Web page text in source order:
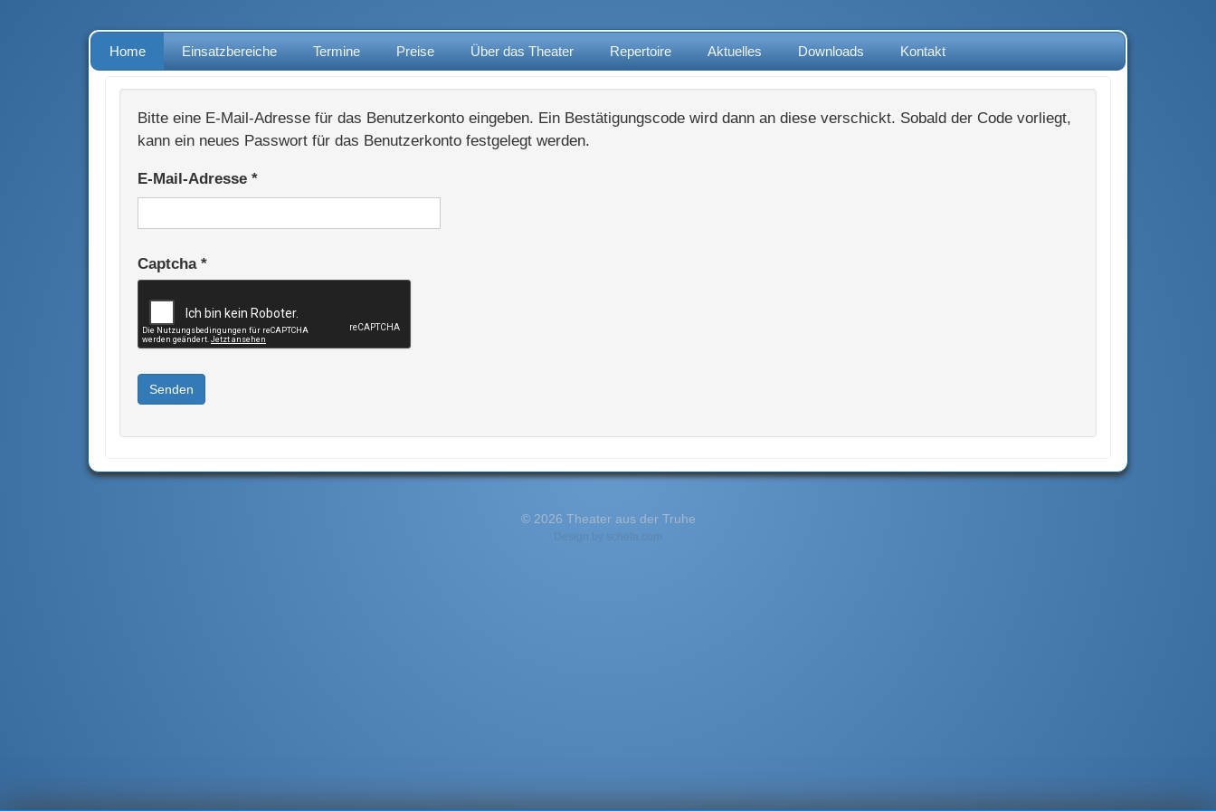
Home Einsatzbereiche Termine Preise Über das Theater Repertoire Aktuelles Downloads Kontakt
Bitte eine E-Mail-Adresse für das Benutzerkonto eingeben. Ein Bestätigungscode wird dann an diese verschickt. Sobald der Code vorliegt,
kann ein neues Passwort für das Benutzerkonto festgelegt werden.
E-Mail-Adresse *
Captcha*
Senden
© 2026 Theater aus der Truhe
Design by schefa.com